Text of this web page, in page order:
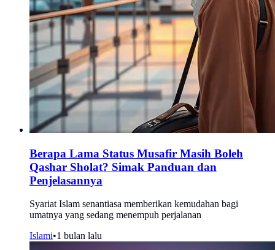
Berapa Lama Status Musafir Masih Boleh
Qashar Sholat? Simak Panduan dan
Penjelasannya
Syariat Islam senantiasa memberikan kemudahan bagi
umatnya yang sedang menempuh perjalanan
Islami•1 bulan lalu